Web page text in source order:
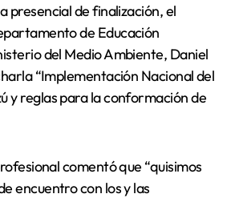
presencial de finalización, el
de Educación
del Medio Ambiente, Daniel
“Implementación Nacional del
y reglas para la conformación de
comentó que “quisimos
encuentro con los y las